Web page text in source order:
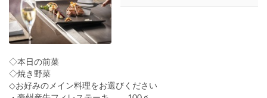
◇本日の前菜
◇焼き野菜
◇お好みのメイン料理をお選びください